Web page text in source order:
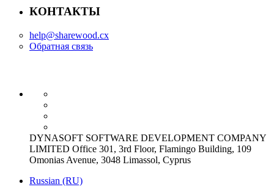
КОНТАКТЫ
help@sharewood.cx
Обратная связь
DYNASOFT SOFTWARE DEVELOPMENT COMPANY
LIMITED Office 301, 3rd Floor, Flamingo Building, 109
Omonias Avenue, 3048 Limassol, Cyprus
Russian (RU)